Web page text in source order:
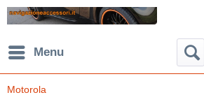
Menu
Motorola